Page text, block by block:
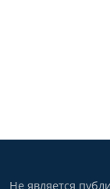
Не является